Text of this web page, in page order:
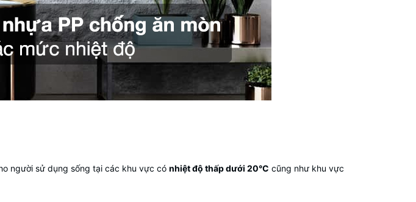
người sử dụng sống tại các khu vực có nhiệt độ thấp dưới 20°C cũng như khu vực